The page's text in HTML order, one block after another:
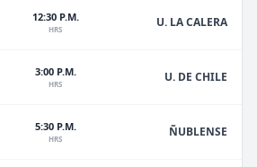
12:30 P.M.
HRS U. LA CALERA
3:00 P.M.
HRS U. DE CHILE
5:30 P.M.
HRS ÑUBLENSE